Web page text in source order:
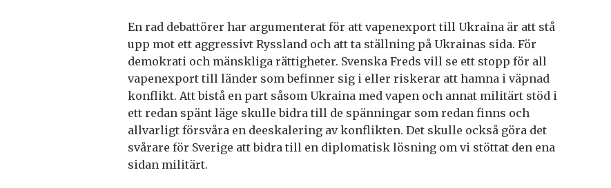
En rad debattörer har argumenterat för att vapenexport till Ukraina är att stå
upp mot ett aggressivt Ryssland och att ta ställning på Ukrainas sida. För
demokrati och mänskliga rättigheter. Svenska Freds vill se ett stopp för all
vapenexport till länder som befinner sig i eller riskerar att hamna i väpnad
konflikt. Att bistå en part såsom Ukraina med vapen och annat militärt stöd i
ett redan spänt läge skulle bidra till de spänningar som redan finns och
allvarligt försvåra en deeskalering av konflikten. Det skulle också göra det
svårare för Sverige att bidra till en diplomatisk lösning om vi stöttat den ena
sidan militärt.